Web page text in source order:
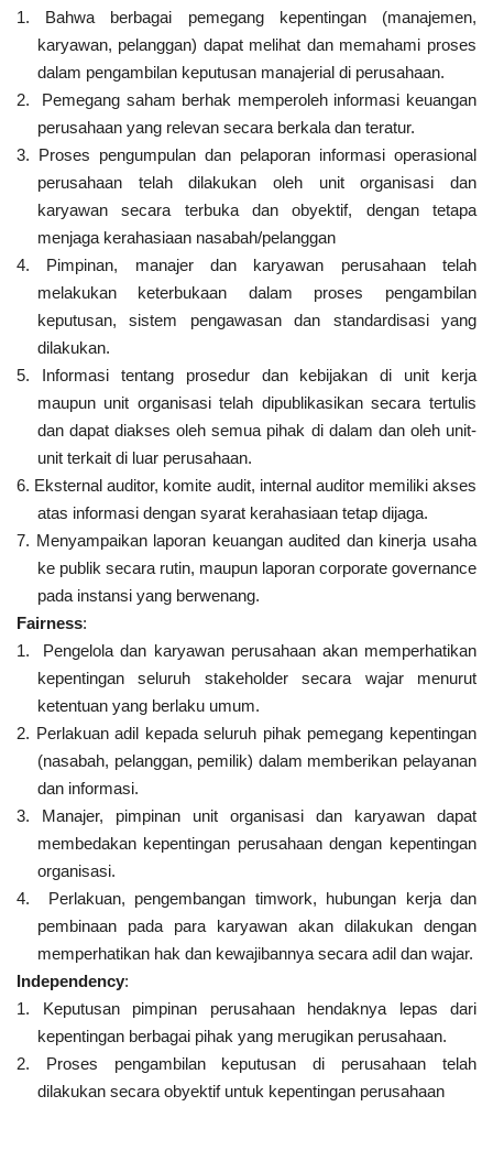
1. Bahwa berbagai pemegang kepentingan (manajemen,
karyawan, pelanggan) dapat melihat dan memahami proses
dalam pengambilan keputusan manajerial di perusahaan.
2.
Pemegang saham berhak memperoleh informasi keuangan
perusahaan yang relevan secara berkala dan teratur.
3. Proses pengumpulan dan pelaporan informasi operasional
perusahaan telah dilakukan oleh unit organisasi dan
karyawan secara terbuka dan obyektif, dengan tetapa
menjaga kerahasiaan nasabah/pelanggan
4. Pimpinan, manajer dan karyawan perusahaan telah
melakukan keterbukaan dalam proses pengambilan
keputusan, sistem pengawasan dan standardisasi yang
dilakukan.
5. Informasi tentang prosedur dan kebijakan di unit kerja
maupun unit organisasi telah dipublikasikan secara tertulis
dan dapat diakses oleh semua pihak di dalam dan oleh unit-
unit terkait di luar perusahaan.
6. Eksternal auditor, komite audit, internal auditor memiliki akses
atas informasi dengan syarat kerahasiaan tetap dijaga.
7. Menyampaikan laporan keuangan audited dan kinerja usaha
ke publik secara rutin, maupun laporan corporate governance
pada instansi yang berwenang.
Fairness:
1.
Pengelola dan karyawan perusahaan akan memperhatikan
kepentingan seluruh stakeholder secara wajar menurut
ketentuan yang berlaku umum.
2. Perlakuan adil kepada seluruh pihak pemegang kepentingan
(nasabah, pelanggan, pemilik) dalam memberikan pelayanan
dan informasi.
3. Manajer, pimpinan unit organisasi dan karyawan dapat
membedakan kepentingan perusahaan dengan kepentingan
organisasi.
4.
Perlakuan, pengembangan timwork, hubungan kerja dan
pembinaan pada para karyawan akan dilakukan dengan
memperhatikan hak dan kewajibannya secara adil dan wajar.
Independency:
1. Keputusan pimpinan perusahaan hendaknya lepas dari
kepentingan berbagai pihak yang merugikan perusahaan.
2. Proses pengambilan keputusan di perusahaan telah
dilakukan secara obyektif untuk kepentingan perusahaan